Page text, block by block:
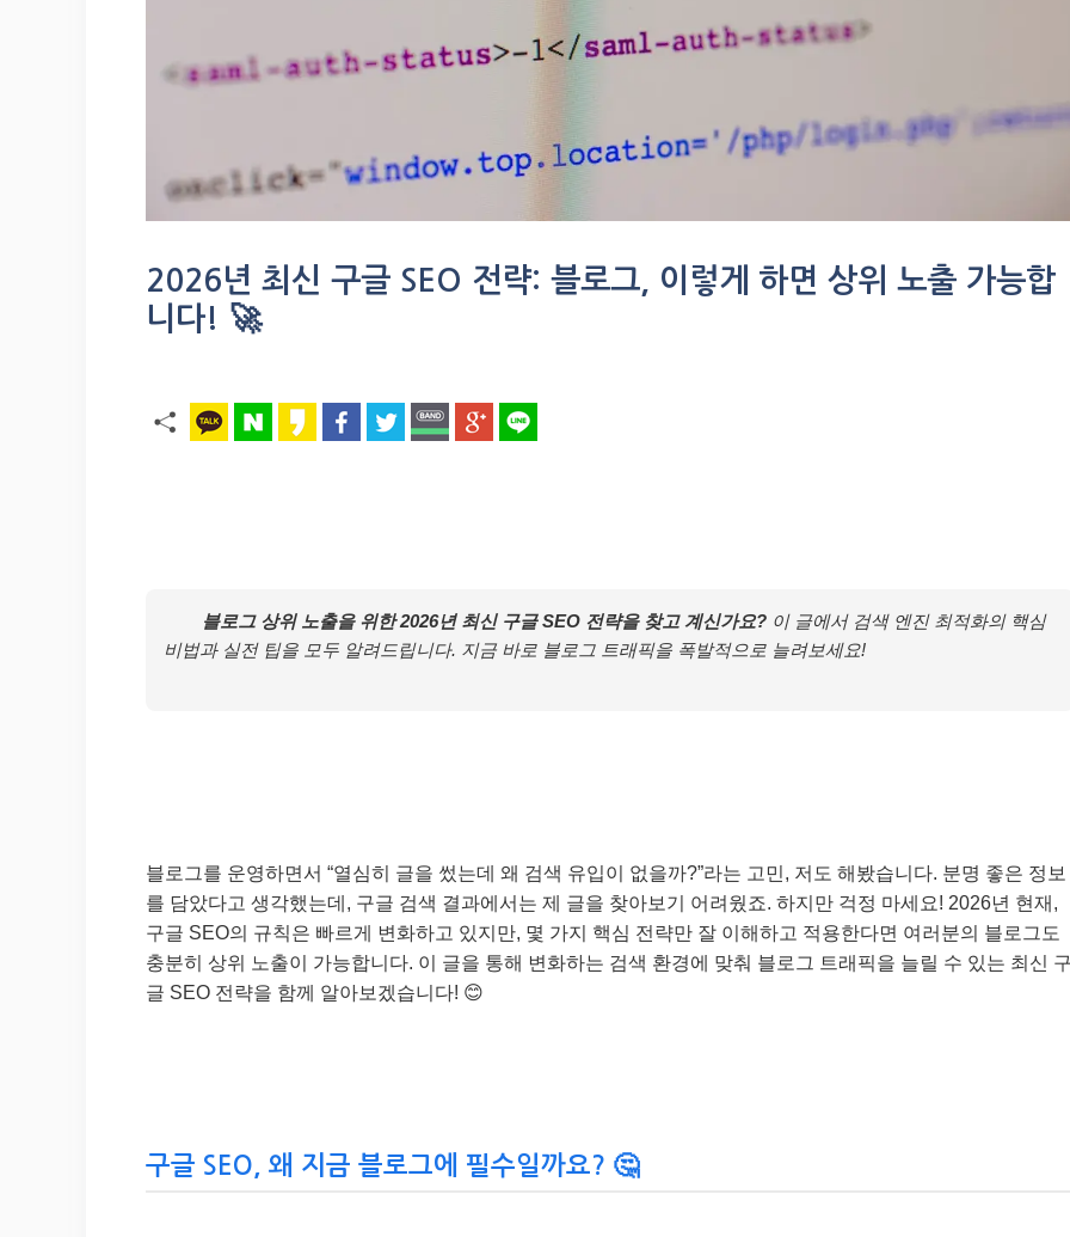
2026년 최신 구글 SEO 전략: 블로그, 이렇게 하면 상위 노출 가능합
니다! 🚀
블로그 상위 노출을 위한 2026년 최신 구글 SEO 전략을 찾고 계신가요? 이 글에서 검색 엔진 최적화의 핵심
비법과 실전 팁을 모두 알려드립니다. 지금 바로 블로그 트래픽을 폭발적으로 늘려보세요!
블로그를 운영하면서 “열심히 글을 썼는데 왜 검색 유입이 없을까?”라는 고민, 저도 해봤습니다. 분명 좋은 정보
를 담았다고 생각했는데, 구글 검색 결과에서는 제 글을 찾아보기 어려웠죠. 하지만 걱정 마세요! 2026년 현재,
구글 SEO의 규칙은 빠르게 변화하고 있지만, 몇 가지 핵심 전략만 잘 이해하고 적용한다면 여러분의 블로그도
충분히 상위 노출이 가능합니다. 이 글을 통해 변화하는 검색 환경에 맞춰 블로그 트래픽을 늘릴 수 있는 최신
글 SEO 전략을 함께 알아보겠습니다! 😊
구글 SEO, 왜 지금 블로그에 필수일까요? 🤔